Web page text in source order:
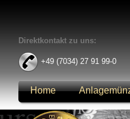
Direktkontakt zu uns:
+49 (7034) 27 91 99-0
Home
Anmelden